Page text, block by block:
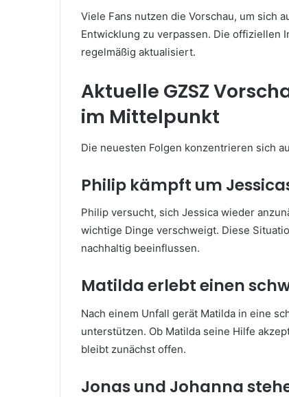
Viele Fans nutzen die Vorschau, um sich
Entwicklung zu verpassen. Die offiziellen
regelmäßig aktualisiert.
Aktuelle GZSZ
im Mittelpunkt
Die neuesten Folgen konzentrieren sich
Philip kämpft um
Philip versucht, sich Jessica wieder
wichtige Dinge verschweigt. Diese
nachhaltig beeinflussen.
Matilda erlebt einen
Nach einem Unfall gerät Matilda in eine
unterstützen. Ob Matilda seine Hilfe
bleibt zunächst offen.
Jonas und Johanna